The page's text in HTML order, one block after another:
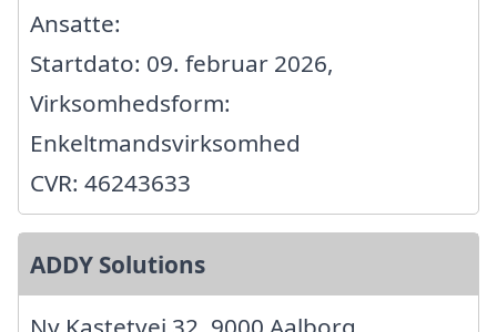
Ansatte:
Startdato: 09. februar 2026,
Virksomhedsform:
Enkeltmandsvirksomhed
CVR: 46243633
ADDY Solutions